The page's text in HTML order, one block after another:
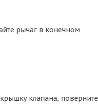
рычаг в конечном
клапана, поверните